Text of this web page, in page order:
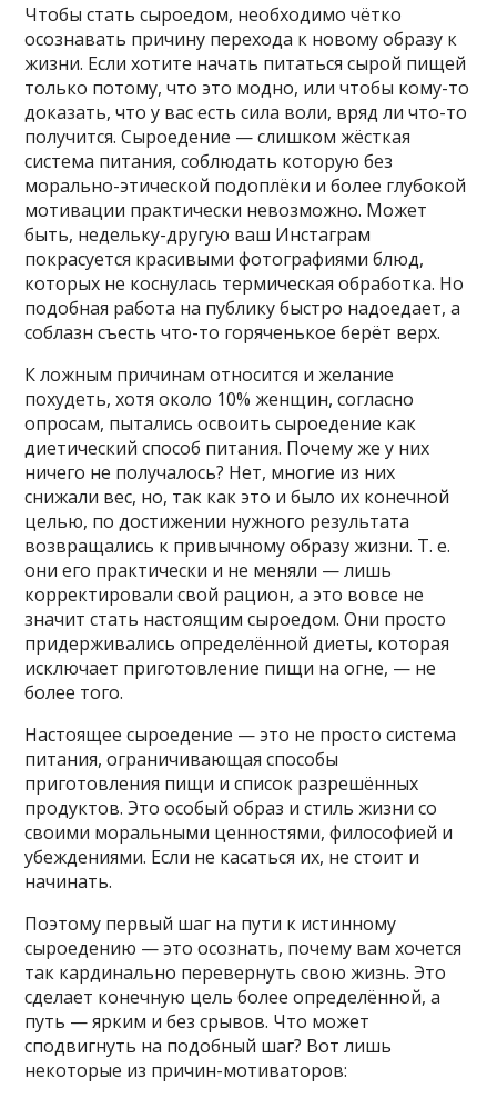
Чтобы стать сыроедом, необходимо чётко
осознавать причину перехода к новому образу к
жизни. Если хотите начать питаться сырой пищей
только потому, что это модно, или чтобы кому-то
доказать, что у вас есть сила воли, вряд ли что-то
получится. Сыроедение — слишком жёсткая
система питания, соблюдать которую без
морально-этической подоплёки и более глубокой
мотивации практически невозможно. Может
быть, недельку-другую ваш Инстаграм
покрасуется красивыми фотографиями блюд,
которых не коснулась термическая обработка. Но
подобная работа на публику быстро надоедает, а
соблазн съесть что-то горяченькое берёт верх.
К ложным причинам относится и желание
похудеть, хотя около 10% женщин, согласно
опросам, пытались освоить сыроедение как
диетический способ питания. Почему же у них
ничего не получалось? Нет, многие из них
снижали вес, но, так как это и было их конечной
целью, по достижении нужного результата
возвращались к привычному образу жизни. Т. е.
они его практически и не меняли — лишь
корректировали свой рацион, а это вовсе не
значит стать настоящим сыроедом. Они просто
придерживались определённой диеты, которая
исключает приготовление пищи на огне, — не
более того.
Настоящее сыроедение — это не просто система
питания, ограничивающая способы
приготовления пищи и список разрешённых
продуктов. Это особый образ и стиль жизни со
своими моральными ценностями, философией и
убеждениями. Если не касаться их, не стоит и
начинать.
Поэтому первый шаг на пути к истинному
сыроедению — это осознать, почему вам хочется
так кардинально перевернуть свою жизнь. Это
сделает конечную цель более определённой, а
путь — ярким и без срывов. Что может
сподвигнуть на подобный шаг? Вот лишь
некоторые из причин-мотиваторов: